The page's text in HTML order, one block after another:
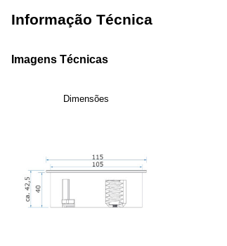
Informação Técnica
Imagens Técnicas
Dimensões